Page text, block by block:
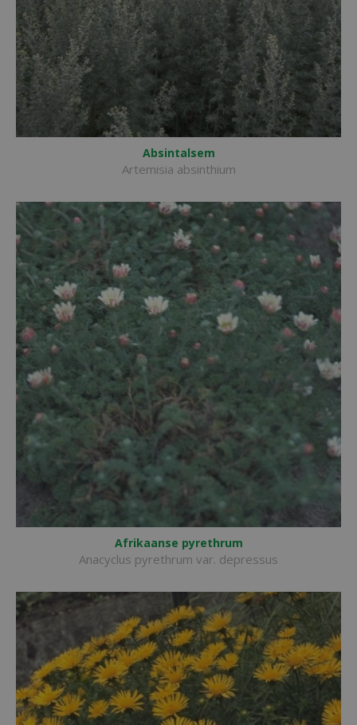
Absintalsem
Artemisia absinthium
Afrikaanse pyrethrum
Anacyclus pyrethrum var. depressus